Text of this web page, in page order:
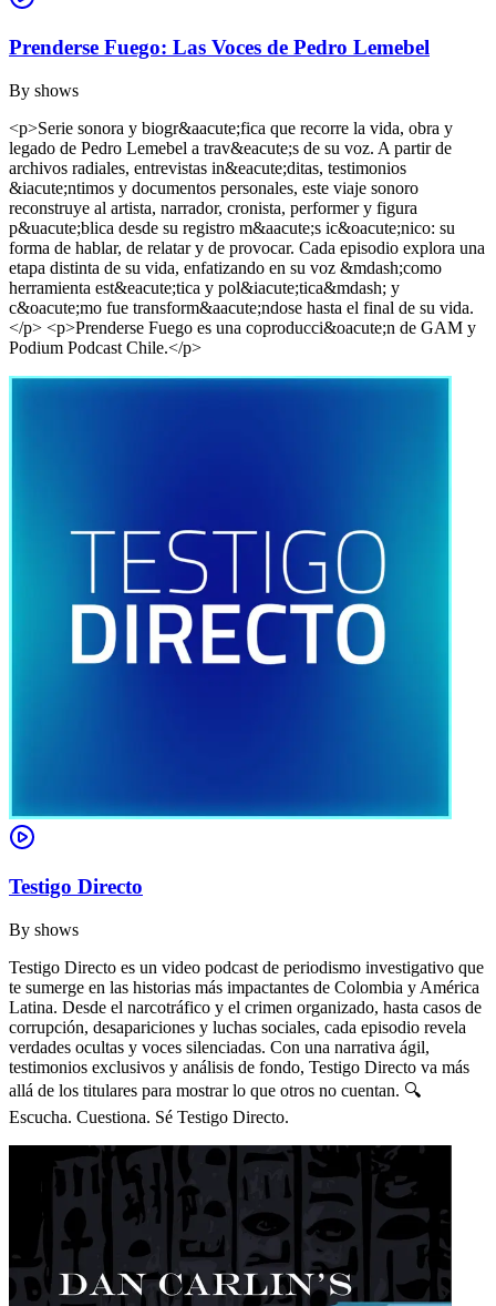
Prenderse Fuego: Las Voces de Pedro Lemebel
By shows
<p>Serie sonora y biogr&aacute;fica que recorre la vida, obra y
legado de Pedro Lemebel a trav&eacute;s de su voz. A partir de
archivos radiales, entrevistas in&eacute;ditas, testimonios
&iacute;ntimos y documentos personales, este viaje sonoro
reconstruye al artista, narrador, cronista, performer y figura
p&uacute;blica desde su registro m&aacute;s ic&oacute;nico: su
forma de hablar, de relatar y de provocar. Cada episodio explora una
etapa distinta de su vida, enfatizando en su voz &mdash;como
herramienta est&eacute;tica y pol&iacute;tica&mdash; y
c&oacute;mo fue transform&aacute;ndose hasta el final de su vida.
</p> <p>Prenderse Fuego es una coproducci&oacute;n de GAM y
Podium Podcast Chile.</p>
Testigo Directo
By shows
Testigo Directo es un video podcast de periodismo investigativo que
te sumerge en las historias más impactantes de Colombia y América
Latina. Desde el narcotráfico y el crimen organizado, hasta casos de
corrupción, desapariciones y luchas sociales, cada episodio revela
verdades ocultas y voces silenciadas. Con una narrativa ágil,
testimonios exclusivos y análisis de fondo, Testigo Directo va más
allá de los titulares para mostrar lo que otros no cuentan. 🔍
Escucha. Cuestiona. Sé Testigo Directo.